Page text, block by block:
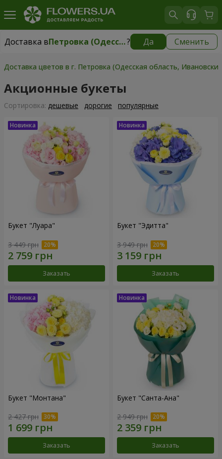
Доставка в Петровка (Одесская область, Ивановский р-н)? Да Сменить
Доставка в Петровка (Одесская область, Ивановский р-н)|930 грн
Доставка цветов в г. Петровка (Одесская область,
Акционные букеты
Cортировка: дешевые дорогие популярные
Букет "Луара"
3 449 грн
Заказать
Букет "Эдитта"
3 949 грн
Заказать
Букет "Монтана"
2 427 грн
Заказать
Букет "Санта-Ана"
2 949 грн
Заказать